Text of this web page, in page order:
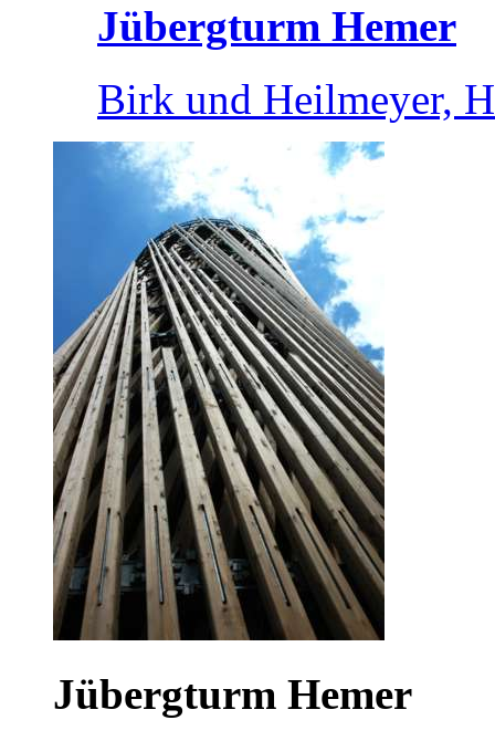
Jübergturm Hemer
Birk und Heilmeyer,
Jübergturm Hemer